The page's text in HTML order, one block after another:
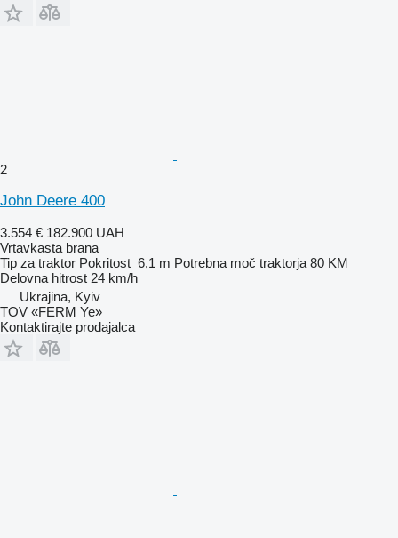
2
John Deere 400
3.554 € 182.900 UAH
Vrtavkasta brana
Tip za traktor Pokritost 6,1 m Potrebna moč traktorja 80 KM
Delovna hitrost 24 km/h
Ukrajina, Kyiv
TOV «FERM Ye»
Kontaktirajte prodajalca